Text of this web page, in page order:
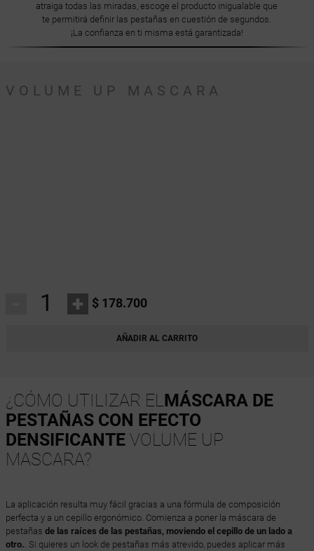
atraiga todas las miradas, escoge el producto inigualable que
te permitirá definir las pestañas en cuestión de segundos.
¡La confianza en ti misma está garantizada!
VOLUME UP MASCARA
+ $ 178.700
AÑADIR AL CARRITO
¿CÓMO UTILIZAR EL MÁSCARA DE
PESTAÑAS CON EFECTO
DENSIFICANTEVOLUME UP
MASCARA?
La aplicación resulta muy fácil gracias a una fórmula de composición
perfecta y a un cepillo ergonómico. Comienza a poner la máscara de
pestañas de las raíces de las pestañas, moviendo el cepillo de un lado a
otro. . Si quieres un look de pestañas más atrevido, puedes aplicar más